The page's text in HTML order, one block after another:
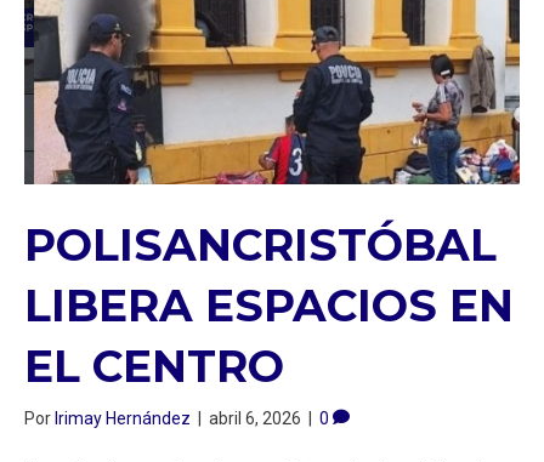
POLISANCRISTÓBAL
LIBERA ESPACIOS EN
EL CENTRO
Por Irimay Hernández abril 6, 2026 0